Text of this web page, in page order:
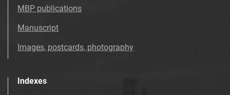
w Tarnowie. 1983, nr 35
Azotowych im. Feliksa Dzierżyńskiego
w Tarnowie. 1983, nr 36
MBP publications
Manuscript
Images, postcards, photography
Indexes